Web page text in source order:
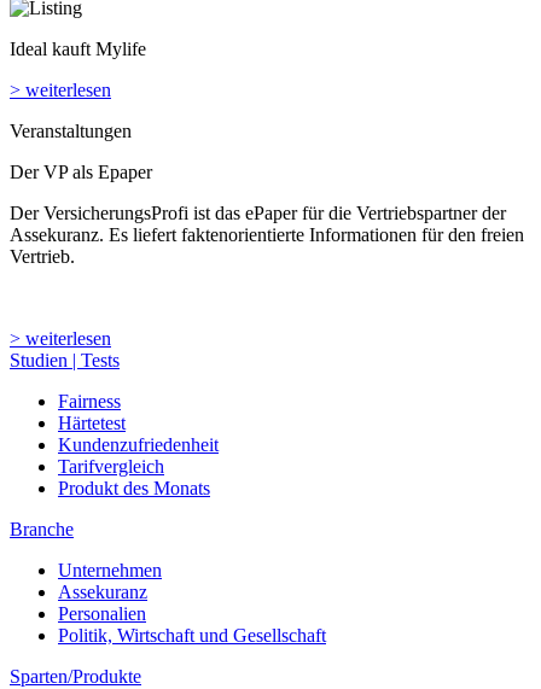
Ideal kauft Mylife
> weiterlesen
Veranstaltungen
Der VP als Epaper
Der VersicherungsProfi ist das ePaper für die Vertriebspartner der
Assekuranz. Es liefert faktenorientierte Informationen für den freien
Vertrieb.
> weiterlesen
Studien | Tests
Fairness
Härtetest
Kundenzufriedenheit
Tarifvergleich
Produkt des Monats
Branche
Unternehmen
Assekuranz
Personalien
Politik, Wirtschaft und Gesellschaft
Sparten/Produkte